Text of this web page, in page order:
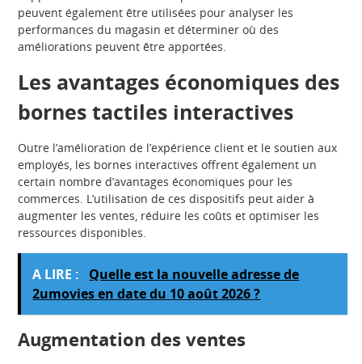
peuvent également être utilisées pour analyser les
performances du magasin et déterminer où des
améliorations peuvent être apportées.
Les avantages économiques des
bornes tactiles interactives
Outre l’amélioration de l’expérience client et le soutien aux
employés, les bornes interactives offrent également un
certain nombre d’avantages économiques pour les
commerces. L’utilisation de ces dispositifs peut aider à
augmenter les ventes, réduire les coûts et optimiser les
ressources disponibles.
A LIRE :
Quelle est la nouvelle adresse de
2umovies en date du 10 août 2026 ?
Augmentation des ventes